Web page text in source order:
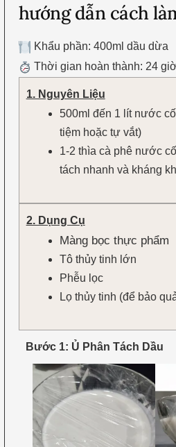
hướng dẫn cách
Khẩu phần: 400ml dầu dừa
Thời gian hoàn thành: 24 giờ
1. Nguyên Liệu
500ml đến 1 lít nước
tiệm hoặc tự vắt)
1-2 thìa cà phê nước
tách nhanh và kháng
2. Dụng Cụ
Màng bọc thực phẩm
Tô thủy tinh lớn
Phễu lọc
Lọ thủy tinh (để bảo
Bước 1: Ủ Phân Tách Dầu